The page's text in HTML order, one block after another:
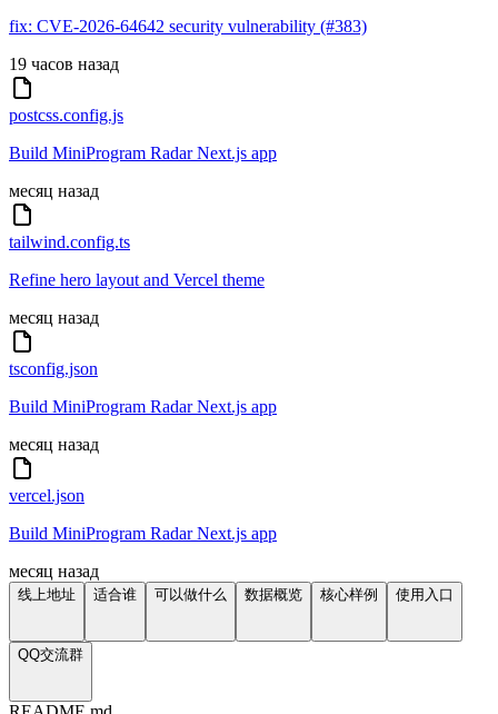
fix: CVE-2026-64642 security vulnerability (#383)
19 часов назад
postcss.config.js
Build MiniProgram Radar Next.js app
месяц назад
tailwind.config.ts
Refine hero layout and Vercel theme
месяц назад
tsconfig.json
Build MiniProgram Radar Next.js app
месяц назад
vercel.json
Build MiniProgram Radar Next.js app
месяц назад
线上地址 适合谁 可以做什么 数据概览 核心样例 使用入口
QQ交流群